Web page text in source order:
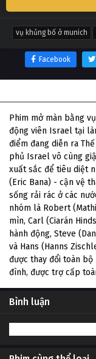
vụ khủng bố ở munich
Facebook
Phim mở màn bằng
động viên Israel tại
điểm đang diễn ra
phủ Israel vô cùng
xuất sắc để tiêu diệt
(Eric Bana) - cận vệ
sống rải rác ở các
nhóm là Robert
mìn, Carl (Ciarán
hành động, Steve
và Hans (Hanns
được thay đổi toàn
đình, được trợ cấp
Bình luận